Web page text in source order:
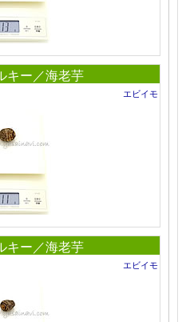
キー／海老芋
エビイモ
キー／海老芋
エビイモ